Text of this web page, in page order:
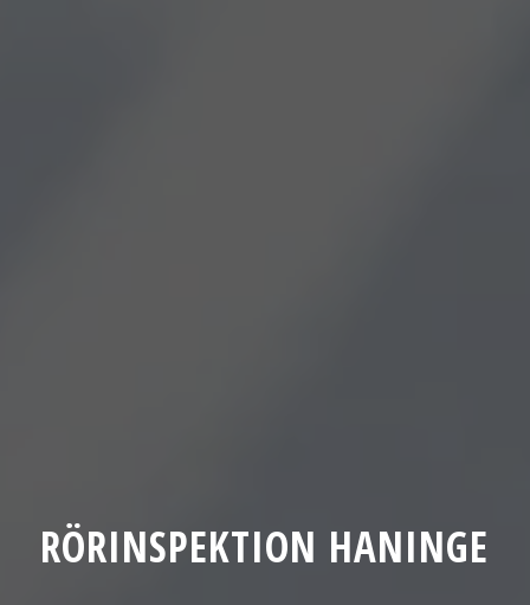
RÖRINSPEKTION HANINGE